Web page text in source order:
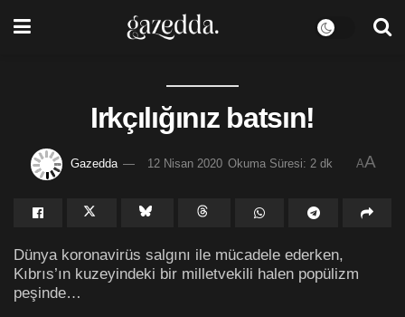
Irkçılığınız batsın!
Gazedda 12 Nisan 2020 Okuma Süresi: 2 dk AA
Dünya koronavirüs salgını ile mücadele ederken,
Kıbrıs’ın kuzeyindeki bir milletvekili halen popülizm
peşinde…